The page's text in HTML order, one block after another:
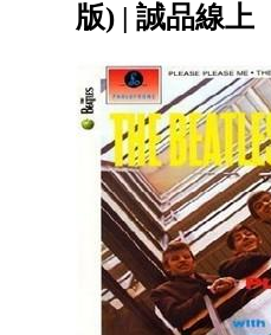
版) | 誠品線上